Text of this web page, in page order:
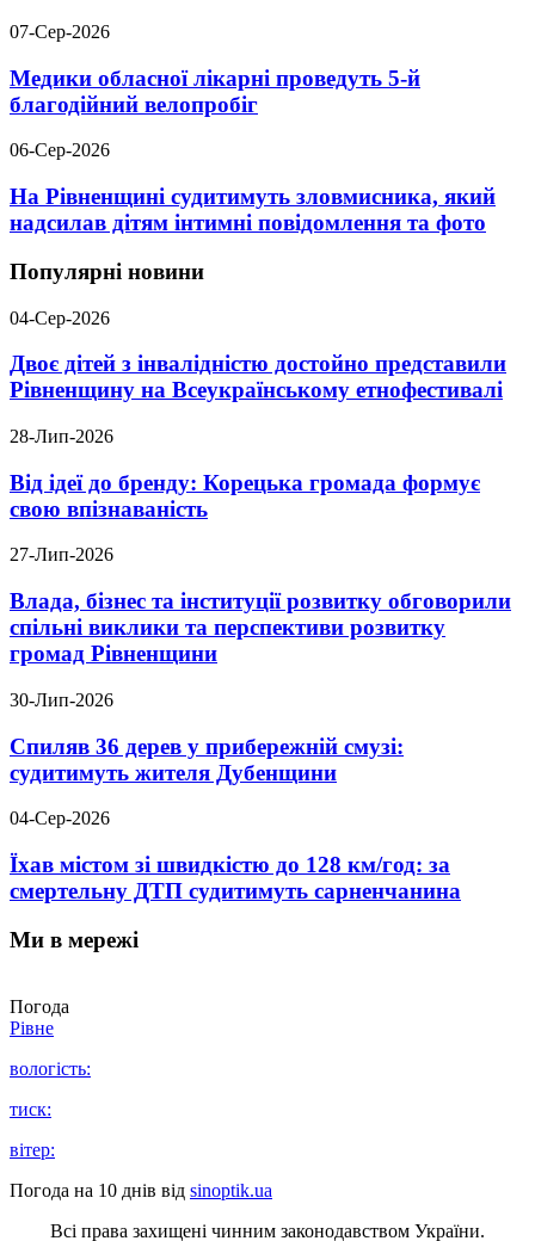
07-Сер-2026
Медики обласної лікарні проведуть 5-й
благодійний велопробіг
06-Сер-2026
На Рівненщині судитимуть зловмисника, який
надсилав дітям інтимні повідомлення та фото
Популярні новини
04-Сер-2026
Двоє дітей з інвалідністю достойно представили
Рівненщину на Всеукраїнському етнофестивалі
28-Лип-2026
Від ідеї до бренду: Корецька громада формує
свою впізнаваність
27-Лип-2026
Влада, бізнес та інституції розвитку обговорили
спільні виклики та перспективи розвитку
громад Рівненщини
30-Лип-2026
Спиляв 36 дерев у прибережній смузі:
судитимуть жителя Дубенщини
04-Сер-2026
Їхав містом зі швидкістю до 128 км/год: за
смертельну ДТП судитимуть сарненчанина
Ми в мережі
Погода
Рівне
вологість:
тиск:
вітер:
Погода на 10 днів від sinoptik.ua
Всі права захищені чинним законодавством України.